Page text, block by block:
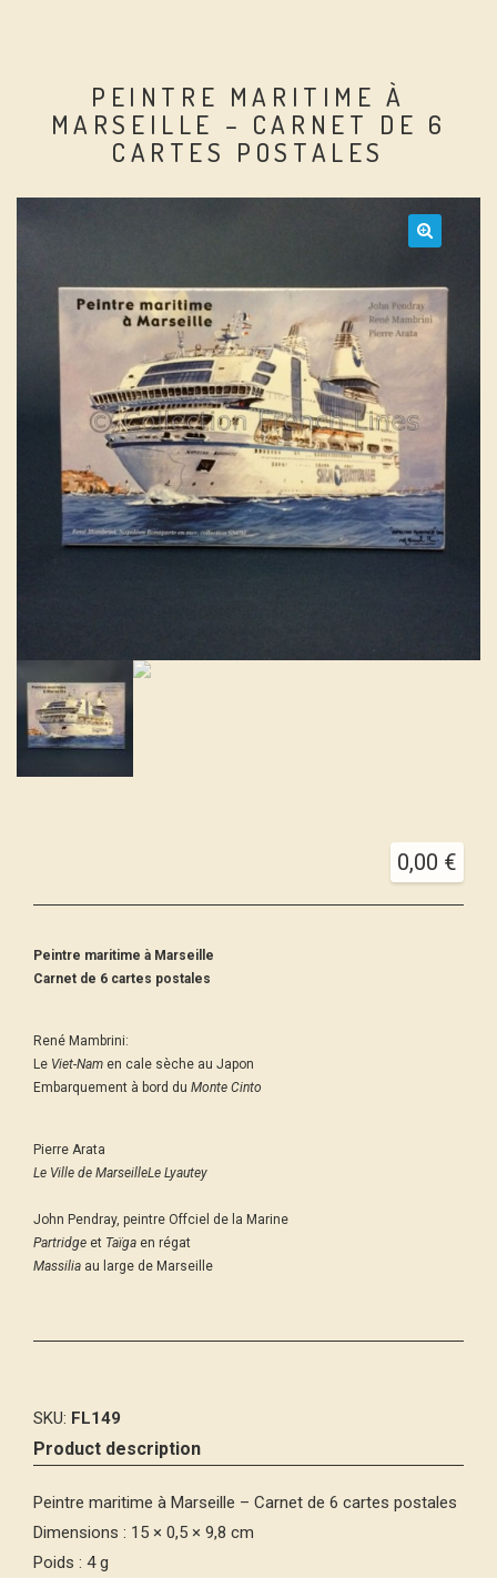
PEINTRE MARITIME À
MARSEILLE – CARNET DE 6
CARTES POSTALES
0,00 €
Peintre maritime à Marseille
Carnet de 6 cartes postales
René Mambrini:
Le Viet-Nam en cale sèche au Japon
Embarquement à bord du Monte Cinto
Pierre Arata
Le Ville de MarseilleLe Lyautey
John Pendray, peintre Offciel de la Marine
Partridge et Taïga en régat
Massilia au large de Marseille
SKU: FL149
Product description
Peintre maritime à Marseille – Carnet de 6 cartes postales
Dimensions : 15 × 0,5 × 9,8 cm
Poids : 4 g